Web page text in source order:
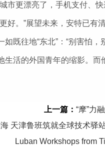
更漂亮了，手机支付、快
”展望未来，安特已有
往地“东北”：“别害怕，
的外国青年的缩影。而
上一篇： “摩”力
天津鲁班筑就全球技术
Luban Workshops from